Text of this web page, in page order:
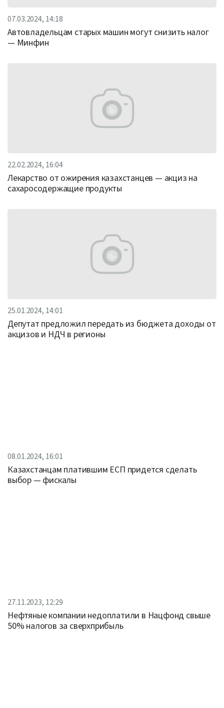
07.03.2024, 14:18
Автовладельцам старых машин могут снизить налог
— Минфин
22.02.2024, 16:04
Лекарство от ожирения казахстанцев — акциз на
сахаросодержащие продукты
25.01.2024, 14:01
Депутат предложил передать из бюджета доходы от
акцизов и НДЧ в регионы
08.01.2024, 16:01
Казахстанцам платившим ЕСП придется сделать
выбор — фискалы
27.11.2023, 12:29
Нефтяные компании недоплатили в Нацфонд свыше
50% налогов за сверхприбыль